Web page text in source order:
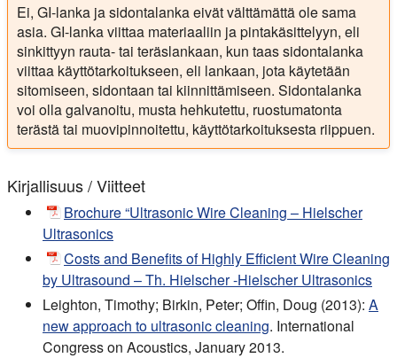
Ei, GI-lanka ja sidontalanka eivät välttämättä ole sama
asia. GI-lanka viittaa materiaaliin ja pintakäsittelyyn, eli
sinkittyyn rauta- tai teräslankaan, kun taas sidontalanka
viittaa käyttötarkoitukseen, eli lankaan, jota käytetään
sitomiseen, sidontaan tai kiinnittämiseen. Sidontalanka
voi olla galvanoitu, musta hehkutettu, ruostumatonta
terästä tai muovipinnoitettu, käyttötarkoituksesta riippuen.
Kirjallisuus / Viitteet
Brochure “Ultrasonic Wire Cleaning – Hielscher
Ultrasonics
Costs and Benefits of Highly Efficient Wire Cleaning
by Ultrasound – Th. Hielscher -Hielscher Ultrasonics
Leighton, Timothy; Birkin, Peter; Offin, Doug (2013): A
new approach to ultrasonic cleaning. International
Congress on Acoustics, January 2013.